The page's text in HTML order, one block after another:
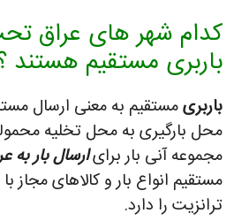
کدام شهر های عراق
باربری مستقیم هستند
باربریمستقیم به معنی ارسال
محل بارگیری به محل تخلیه
مجموعه آنی بار برایارسال بار به
مستقیم انواع بار و کالاهای مجاز
ترانزیت را دارد.